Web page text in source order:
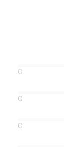
0
0
0